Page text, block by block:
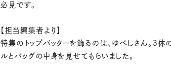
必見です。
【担当編集者より】
特集のトップバッターを飾るのは、ゆべしさん。３体
ルとバッグの中身を見せてもらいました。